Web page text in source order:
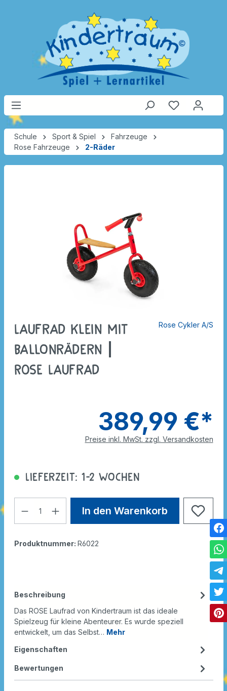
Schule Sport & Spiel
Fahrzeuge
Rose Fahrzeuge
2-Räder
Laufrad klein mit
Ballonrädern |
ROSE Laufrad
Rose Cykler A/S
389,99 €*
Preise inkl. MwSt. zzgl. Versandkosten
Lieferzeit: 1-2 Wochen
In den Warenkorb
Produktnummer: R6022
Beschreibung
Das ROSE Laufrad von Kindertraum ist das ideale
Spielzeug für kleine Abenteurer. Es wurde speziell
entwickelt, um das Selbst… Mehr
Eigenschaften
Bewertungen